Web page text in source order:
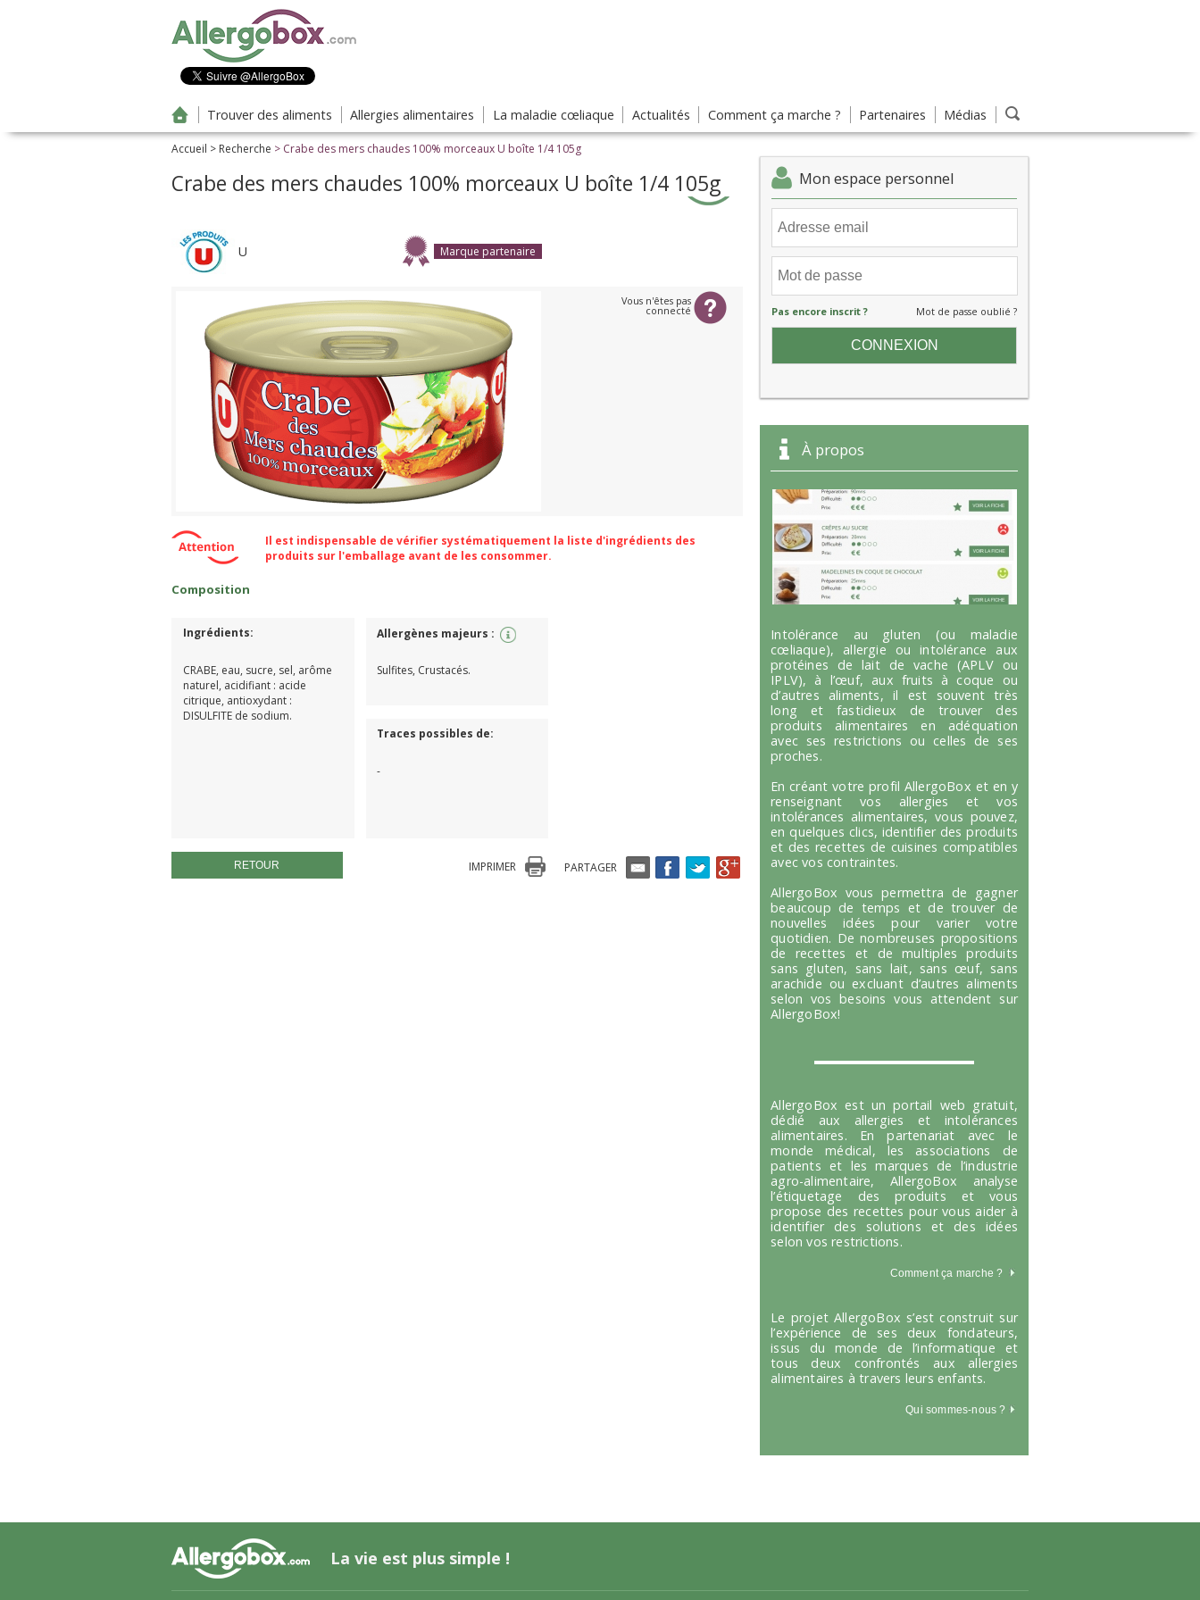
Trouver des aliments Allergies alimentaires La maladie cœliaque Actualités Comment ça marche ? Partenaires Médias
Accueil > Recherche > Crabe des mers chaudes 100% morceaux U boîte 1/4 105g
Mon espace personnel
Pas encore inscrit ? Mot de passe oublié ?
À propos
Intolérance au gluten (ou maladie
cœliaque), allergie ou intolérance aux
protéines de lait de vache (APLV ou
IPLV), à l’œuf, aux fruits à coque ou
d’autres aliments, il est souvent très
long et fastidieux de trouver des
produits alimentaires en adéquation
avec ses restrictions ou celles de ses
proches.
En créant votre profil AllergoBox et en y
renseignant vos allergies et vos
intolérances alimentaires, vous pouvez,
en quelques clics, identifier des produits
et des recettes de cuisines compatibles
avec vos contraintes.
AllergoBox vous permettra de gagner
beaucoup de temps et de trouver de
nouvelles idées pour varier votre
quotidien. De nombreuses propositions
de recettes et de multiples produits
sans gluten, sans lait, sans œuf, sans
arachide ou excluant d’autres aliments
selon vos besoins vous attendent sur
AllergoBox!
AllergoBox est un portail web gratuit,
dédié aux allergies et intolérances
alimentaires. En partenariat avec le
monde médical, les associations de
patients et les marques de l’industrie
agro-alimentaire, AllergoBox analyse
l’étiquetage des produits et vous
propose des recettes pour vous aider à
identifier des solutions et des idées
selon vos restrictions.
Comment ça marche ?
Le projet AllergoBox s’est construit sur
l’expérience de ses deux fondateurs,
issus du monde de l’informatique et
tous deux confrontés aux allergies
alimentaires à travers leurs enfants.
Qui sommes-nous ?
Crabe des mers chaudes 100% morceaux U boîte 1/4 105g
U Marque partenaire
Vous n'êtes pas
connecté
Il est indispensable de vérifier systématiquement la liste d'ingrédients des
produits sur l'emballage avant de les consommer.
Composition
Ingrédients:
CRABE, eau, sucre, sel, arôme
naturel, acidifiant : acide
citrique, antioxydant :
DISULFITE de sodium.
Allergènes majeurs :
Sulfites, Crustacés.
Traces possibles de:
-
RETOUR PARTAGER
IMPRIMER
La vie est plus simple !